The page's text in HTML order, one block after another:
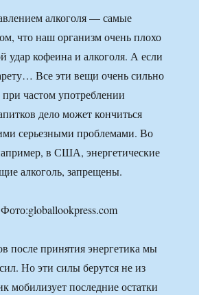
алкоголя — самые
что наш организм очень плохо
удар кофеина и алкоголя. А если
Все эти вещи очень сильно
частом употреблении
дело может кончиться
серьезными проблемами. Во
в США, энергетические
алкоголь, запрещены.
после принятия энергетика мы
Но эти силы берутся не из
мобилизует последние остатки